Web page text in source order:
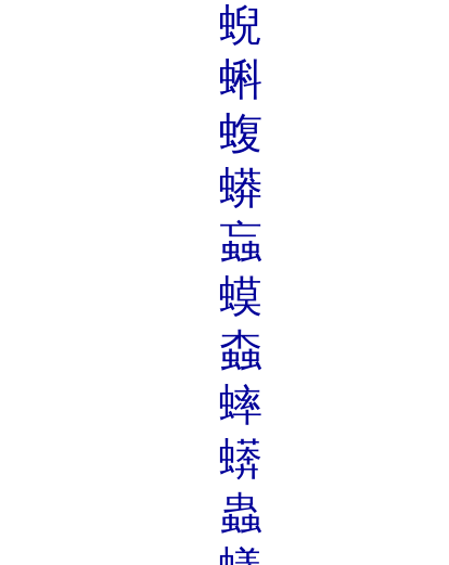
蜺
蝌
蝮
蟒
蝱
蟆
螙
蟀
蠎
蟲